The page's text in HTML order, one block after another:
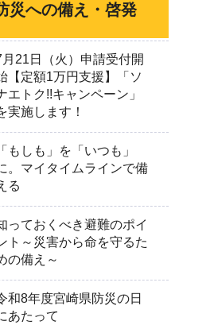
災への備え・啓発
月21日（火）申請受付開
【定額1万円支援】「ソ
エトク!!キャンペーン」
実施します！
「もしも」を「いつも」
。マイタイムラインで備
る
っておくべき避難のポイ
ト～災害から命を守るた
の備え～
和8年度宮崎県防災の日
あたって